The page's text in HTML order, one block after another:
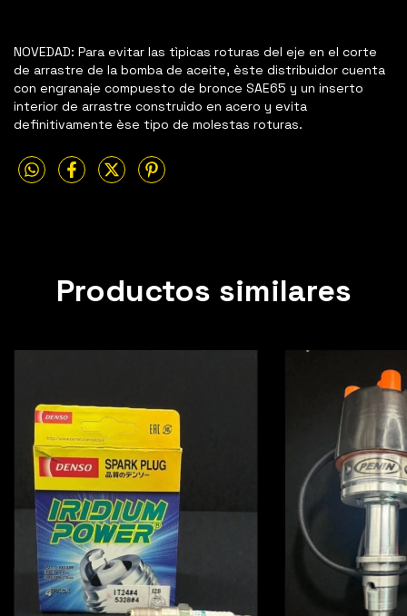
NOVEDAD: Para evitar las tìpicas roturas del eje en el corte
de arrastre de la bomba de aceite, èste distribuidor cuenta
con engranaje compuesto de bronce SAE65 y un inserto
interior de arrastre construìdo en acero y evita
definitivamente èse tipo de molestas roturas.
Productos similares